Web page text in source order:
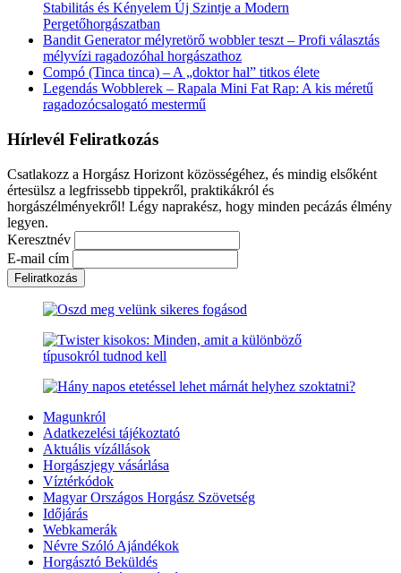
Stabilitás és Kényelem Új Szintje a Modern
Pergetőhorgászatban
Bandit Generator mélyretörő wobbler teszt – Profi választás
mélyvízi ragadozóhal horgászathoz
Compó (Tinca tinca) – A „doktor hal” titkos élete
Legendás Wobblerek – Rapala Mini Fat Rap: A kis méretű
ragadozócsalogató mestermű
Hírlevél Feliratkozás
Csatlakozz a Horgász Horizont közösségéhez, és mindig elsőként
értesülsz a legfrissebb tippekről, praktikákról és
horgászélményekről! Légy naprakész, hogy minden pecázás élmény
legyen.
Keresztnév
E-mail cím
Magunkról
Adatkezelési tájékoztató
Aktuális vízállások
Horgászjegy vásárlása
Víztérkódok
Magyar Országos Horgász Szövetség
Időjárás
Webkamerák
Névre Szóló Ajándékok
Horgásztó Beküldés